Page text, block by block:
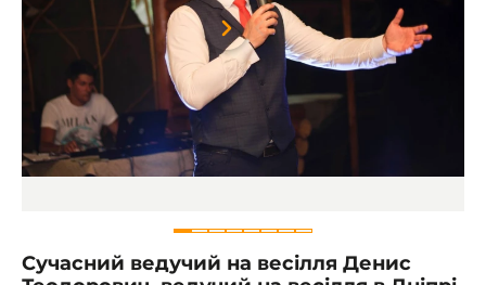
Item
1
of
Сучасний ведучий на весілля Денис